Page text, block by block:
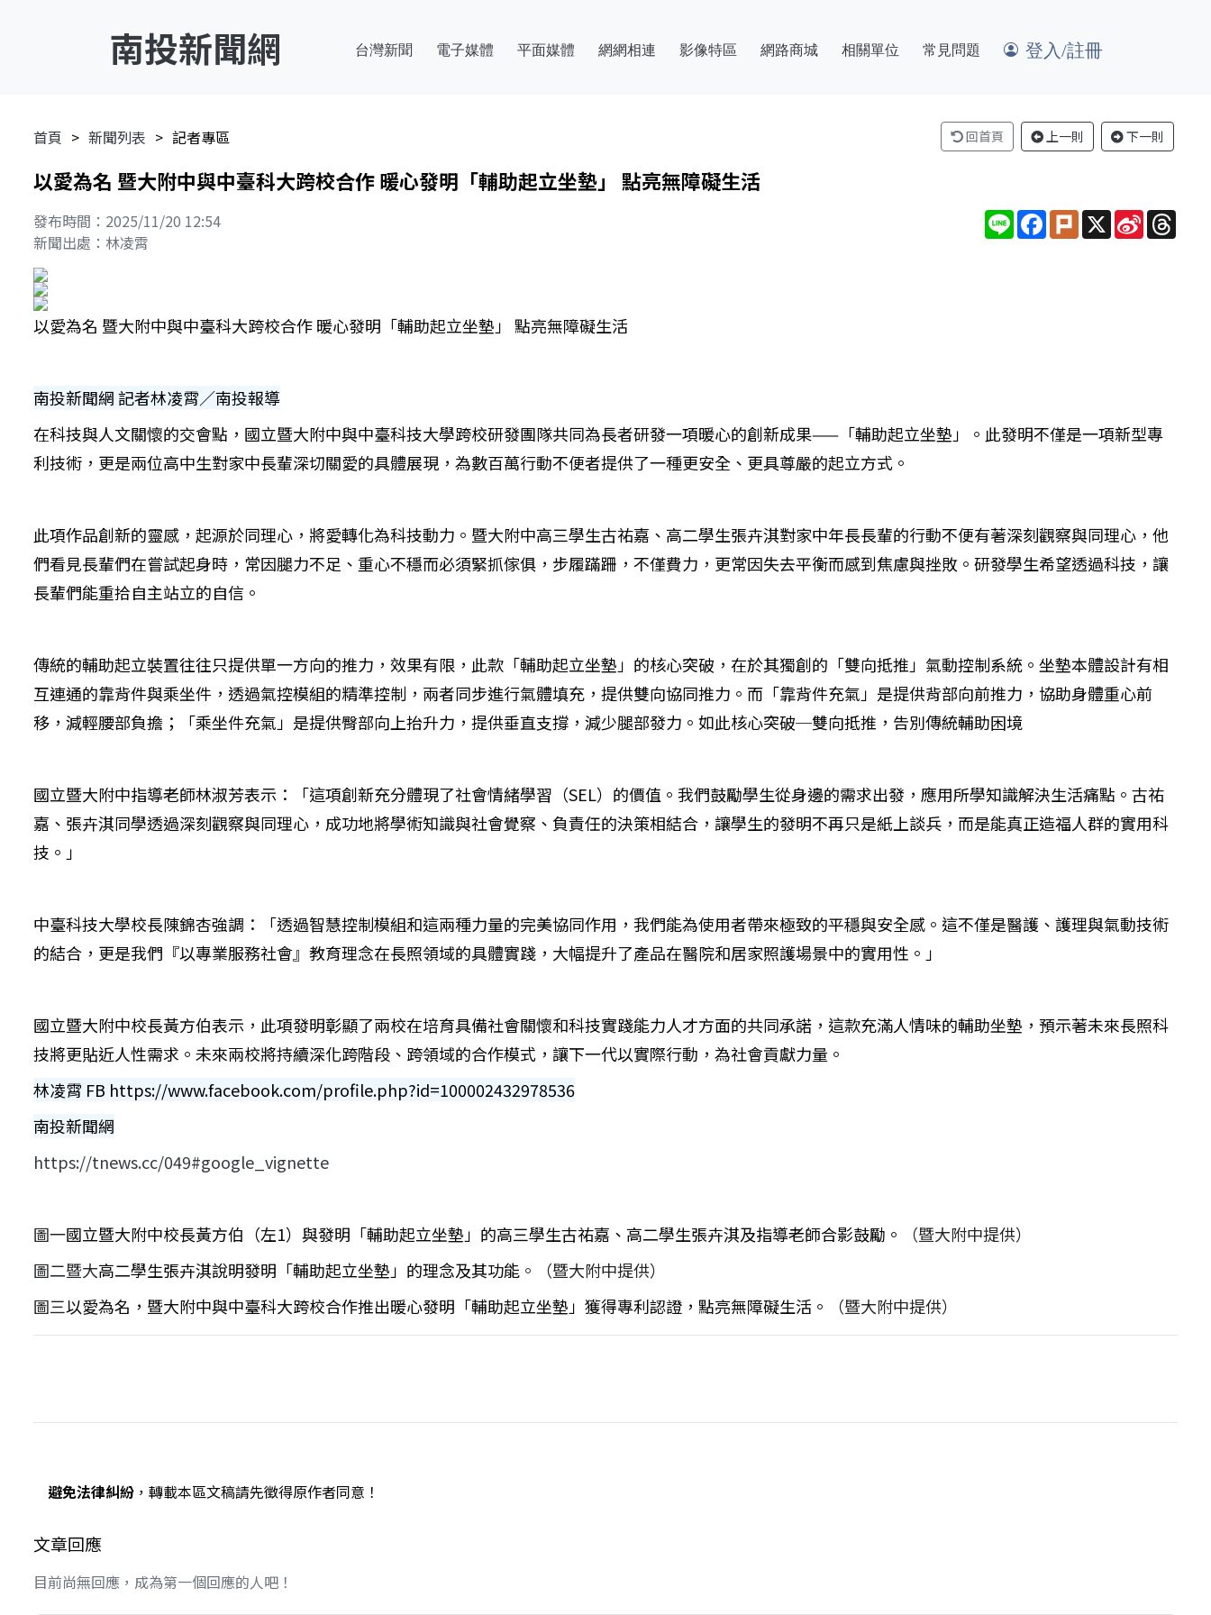
南投新聞網 台灣新聞 電子媒體 平面媒體 網網相連 影像特區 網路商城 相關單位 常見問題 登入/註冊
首頁 新聞列表 記者專區 回首頁 上一則 下一則
以愛為名 暨大附中與中臺科大跨校合作 暖心發明「輔助起立坐墊」 點亮無障礙生活
發布時間：2025/11/20 12:54
新聞出處：林凌霄
Line Facebook
PlurkX Sina
Weibo
以愛為名 暨大附中與中臺科大跨校合作 暖心發明「輔助起立坐墊」 點亮無障礙生活
南投新聞網 記者林凌霄／南投報導
在科技與人文關懷的交會點，國立暨大附中與中臺科技大學跨校研發團隊共同為長者研發一項暖心的創新成果——「輔助起立坐墊」。此發明不僅是一項新型專
利技術，更是兩位高中生對家中長輩深切關愛的具體展現，為數百萬行動不便者提供了一種更安全、更具尊嚴的起立方式。
此項作品創新的靈感，起源於同理心，將愛轉化為科技動力。暨大附中高三學生古祐嘉、高二學生張卉淇對家中年長長輩的行動不便有著深刻觀察與同理心，他
們看見長輩們在嘗試起身時，常因腿力不足、重心不穩而必須緊抓傢俱，步履蹣跚，不僅費力，更常因失去平衡而感到焦慮與挫敗。研發學生希望透過科技，讓
長輩們能重拾自主站立的自信。
傳統的輔助起立裝置往往只提供單一方向的推力，效果有限，此款「輔助起立坐墊」的核心突破，在於其獨創的「雙向抵推」氣動控制系統。坐墊本體設計有相
互連通的靠背件與乘坐件，透過氣控模組的精準控制，兩者同步進行氣體填充，提供雙向協同推力。而「靠背件充氣」是提供背部向前推力，協助身體重心前
移，減輕腰部負擔；「乘坐件充氣」是提供臀部向上抬升力，提供垂直支撐，減少腿部發力。如此核心突破─雙向抵推，告別傳統輔助困境
國立暨大附中指導老師林淑芳表示：「這項創新充分體現了社會情緒學習（SEL）的價值。我們鼓勵學生從身邊的需求出發，應用所學知識解決生活痛點。古祐
嘉、張卉淇同學透過深刻觀察與同理心，成功地將學術知識與社會覺察、負責任的決策相結合，讓學生的發明不再只是紙上談兵，而是能真正造福人群的實用科
技。」
中臺科技大學校長陳錦杏強調：「透過智慧控制模組和這兩種力量的完美協同作用，我們能為使用者帶來極致的平穩與安全感。這不僅是醫護、護理與氣動技術
的結合，更是我們『以專業服務社會』教育理念在長照領域的具體實踐，大幅提升了產品在醫院和居家照護場景中的實用性。」
國立暨大附中校長黃方伯表示，此項發明彰顯了兩校在培育具備社會關懷和科技實踐能力人才方面的共同承諾，這款充滿人情味的輔助坐墊，預示著未來長照科
技將更貼近人性需求。未來兩校將持續深化跨階段、跨領域的合作模式，讓下一代以實際行動，為社會貢獻力量。
林凌霄 FB https://www.facebook.com/profile.php?id=100002432978536
南投新聞網
https://tnews.cc/049#google_vignette
圖一國立暨大附中校長黃方伯（左1）與發明「輔助起立坐墊」的高三學生古祐嘉、高二學生張卉淇及指導老師合影鼓勵。
（暨大附中提供）
圖二暨大高二學生張卉淇說明發明「輔助起立坐墊」的理念及其功能 。
（暨大附中提供）
圖三以愛為名，暨大附中與中臺科大跨校合作推出暖心發明「輔助起立坐墊」獲得專利認證，點亮無障礙生活。 （暨大附中提供）
避免法律糾紛 ，轉載本區文稿請先徵得原作者同意！
文章回應
目前尚無回應，成為第一個回應的人吧！